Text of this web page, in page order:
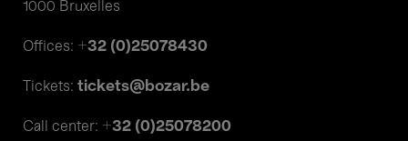
1000 Bruxelles
Offices: +32 (0)25078430
Tickets: tickets@bozar.be
Call center: +32 (0)25078200